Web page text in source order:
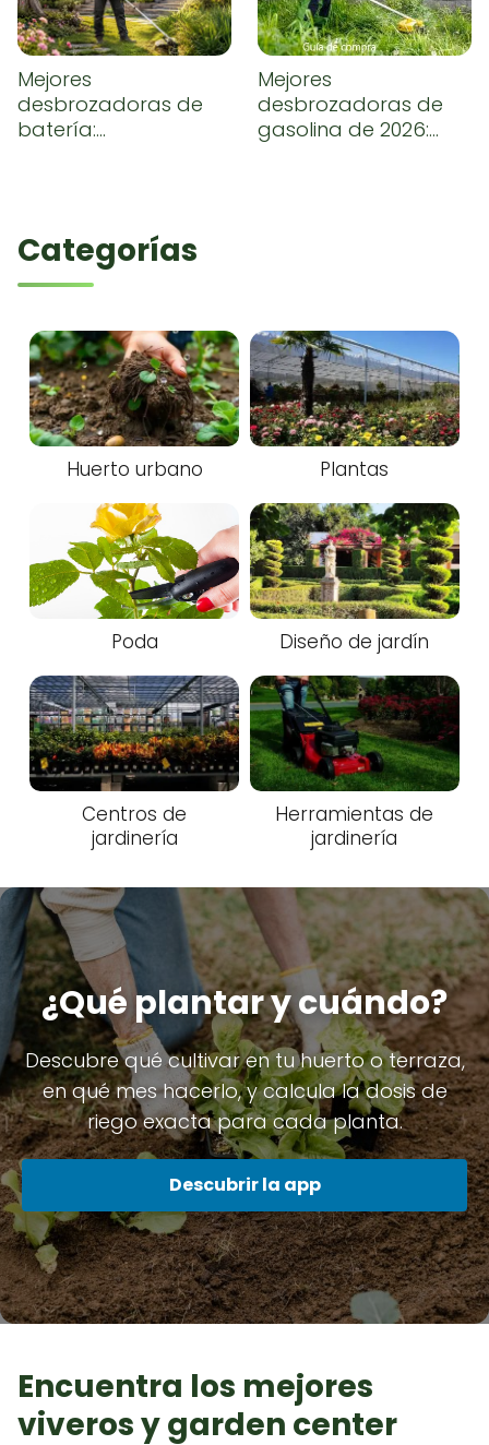
Mejores
desbrozadoras de
batería:
Mejores
desbrozadoras de
gasolina de 2026:
Categorías
Huerto urbano Plantas
Poda Diseño de jardín
Centros de
jardinería
Herramientas de
jardinería
¿Qué plantar y cuándo?
Descubre qué cultivar en tu huerto o terraza,
en qué mes hacerlo, y calcula la dosis de
riego exacta para cada planta.
Descubrir la app
Encuentra los mejores
viveros y garden center